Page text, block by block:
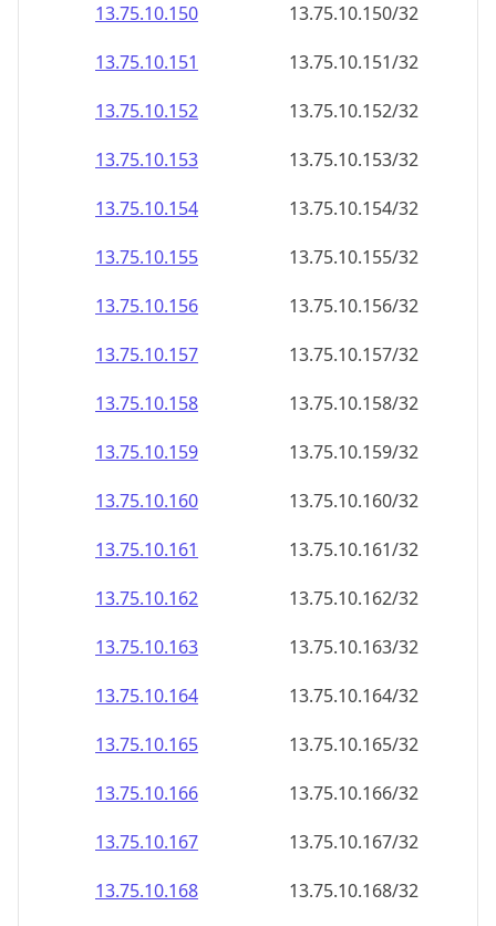
13.75.10.150
13.75.10.150/32
13.75.10.151
13.75.10.151/32
13.75.10.152
13.75.10.152/32
13.75.10.153
13.75.10.153/32
13.75.10.154
13.75.10.154/32
13.75.10.155
13.75.10.155/32
13.75.10.156
13.75.10.156/32
13.75.10.157
13.75.10.157/32
13.75.10.158
13.75.10.158/32
13.75.10.159
13.75.10.159/32
13.75.10.160
13.75.10.160/32
13.75.10.161
13.75.10.161/32
13.75.10.162
13.75.10.162/32
13.75.10.163
13.75.10.163/32
13.75.10.164
13.75.10.164/32
13.75.10.165
13.75.10.165/32
13.75.10.166
13.75.10.166/32
13.75.10.167
13.75.10.167/32
13.75.10.168
13.75.10.168/32